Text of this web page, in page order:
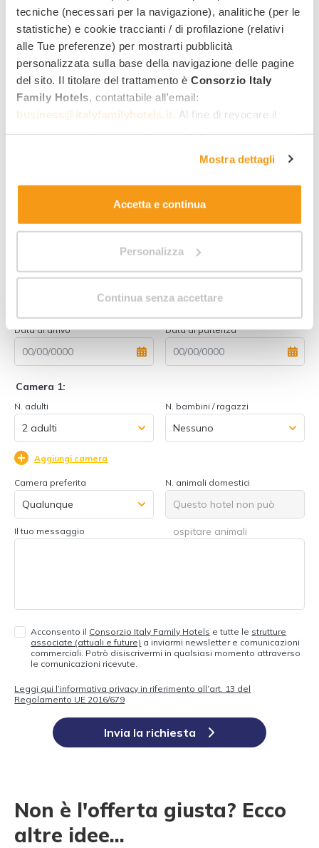
tecniche (necessari per la navigazione), analitiche (per le
statistiche) e cookie traccianti / di profilazione (relativi
alle Tue preferenze) per mostrarti pubblicità
personalizzata sulla base della navigazione delle pagine
del sito. Il titolare del trattamento è Consorzio Italy
Family Hotels , contattabile all'email:
business@italyfamilyhotels.it . Al fine di revocare il
. Allo stesso link trovi la nostra informativa
estesa sui cookie.
Mostra dettagli
Accetta e continua
Personalizza
Continua senza accettare
Richiedi informazioni per
questa offerta!
Risposta diretta dall’hotel
Nome Cognome
Indirizzo email Numero di telefono
Data di arrivo Data di partenza
Camera 1:
N. adulti N. bambini / ragazzi
Aggiungi camera
Camera preferita N. animali domestici
Questo hotel non può
ospitare animali
Il tuo messaggio
Acconsento il Consorzio Italy Family Hotels e tutte le strutture
associate (attuali e future) a inviarmi newsletter e comunicazioni
commerciali. Potrò disiscrivermi in qualsiasi momento attraverso
le comunicazioni ricevute.
Leggi qui l’informativa privacy in riferimento all’art. 13 del
Regolamento UE 2016/679
Invia la richiesta
Non è l'offerta giusta? Ecco
altre idee...